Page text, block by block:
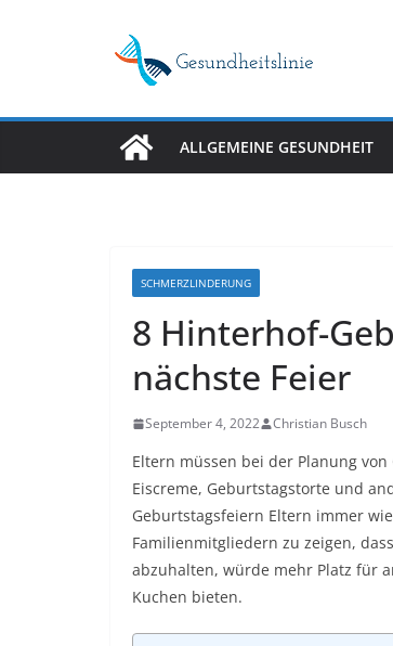
ALLGEMEINE GESUNDHEIT
SCHMERZLINDERUNG
8 Hinterhof-
nächste Feier
September 4, 2022 Christian Busch
Eltern müssen bei der Planung
Eiscreme, Geburtstagstorte und
Geburtstagsfeiern Eltern immer
Familienmitgliedern zu zeigen,
abzuhalten, würde mehr Platz für
Kuchen bieten.